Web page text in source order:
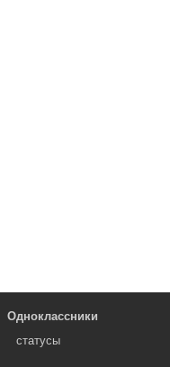
Одноклассники
статусы